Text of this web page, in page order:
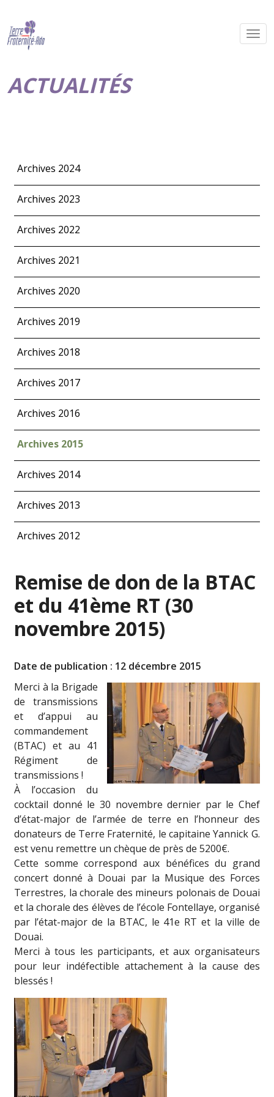
ACTUALITÉS
Archives 2024
Archives 2023
Archives 2022
Archives 2021
Archives 2020
Archives 2019
Archives 2018
Archives 2017
Archives 2016
Archives 2015
Archives 2014
Archives 2013
Archives 2012
Remise de don de la BTAC
et du 41ème RT (30
novembre 2015)
Date de publication : 12 décembre 2015
Merci à la Brigade
de transmissions
et d’appui au
commandement
(BTAC) et au 41
Régiment de
transmissions !
À l’occasion du
cocktail donné le 30 novembre dernier par le Chef
d’état-major de l’armée de terre en l’honneur des
donateurs de Terre Fraternité, le capitaine Yannick G.
est venu remettre un chèque de près de 5200€.
Cette somme correspond aux bénéfices du grand
concert donné à Douai par la Musique des Forces
Terrestres, la chorale des mineurs polonais de Douai
et la chorale des élèves de l’école Fontellaye, organisé
par l’état-major de la BTAC, le 41e RT et la ville de
Douai.
Merci à tous les participants, et aux organisateurs
pour leur indéfectible attachement à la cause des
blessés !